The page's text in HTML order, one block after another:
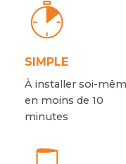
SIMPLE
À installer soi-
en moins de 10
minutes